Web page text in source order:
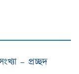
– প্রচ্ছদ